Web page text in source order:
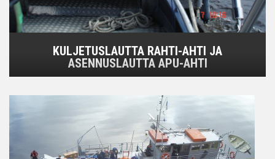
KULJETUSLAUTTA RAHTI-AHTI JA
ASENNUSLAUTTA APU-AHTI